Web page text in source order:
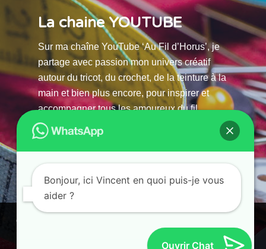
La chaine YOUTUBE
Sur ma chaîne YouTube ‘Au Fil d’Horus’, je
partage avec passion mon univers créatif
autour du tricot, du crochet, de la teinture à la
main et bien plus encore, pour inspirer et
accompagner tous les amoureux du fil.
© 2025 AU FILS D’HORUS| All Rights Reserved |
Ce site utilise des cookies. En continuant à parcourir ce site, vous
acceptez leur utilisation.
Bonjour, ici Vincent en quoi puis-je vous
aider ?
Ouvrir Chat